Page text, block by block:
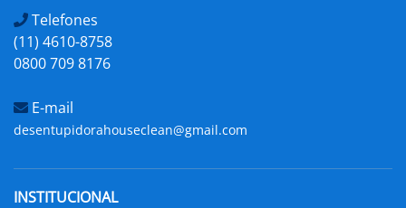
Telefones
(11) 4610-8758
0800 709 8176
E-mail
desentupidorahouseclean@gmail.com
INSTITUCIONAL